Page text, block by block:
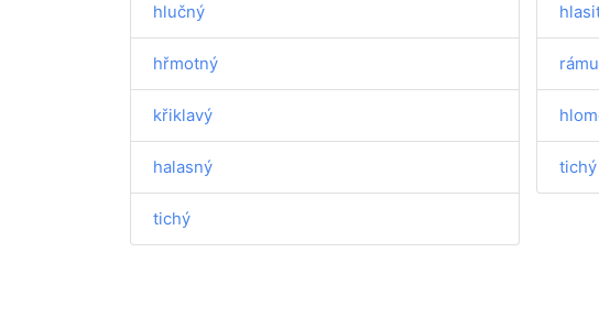
hlučný
hřmotný
křiklavý
halasný
tichý
tichý